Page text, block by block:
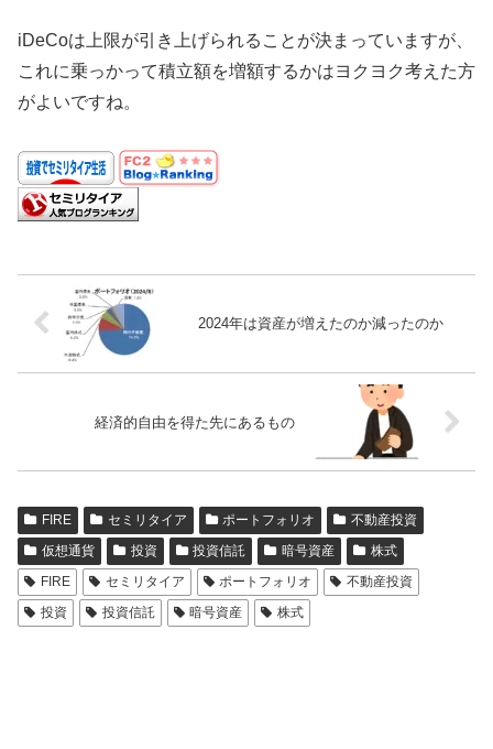
iDeCoは上限が引き上げられることが決まっていますが、
これに乗っかって積立額を増額するかはヨクヨク考えた方
がよいですね。
2024年は資産が増えたのか減ったのか
経済的自由を得た先にあるもの
FIRE セミリタイア ポートフォリオ
不動産投資
仮想通貨
投資 投資信託 暗号資産
株式
FIRE
セミリタイア ポートフォリオ
不動産投資
投資
投資信託 暗号資産 株式